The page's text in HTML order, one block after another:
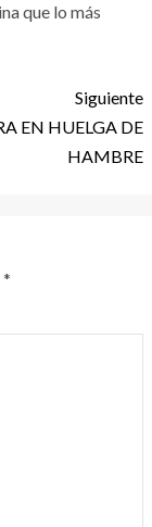
que lo más
Siguiente
EN HUELGA DE
HAMBRE
*